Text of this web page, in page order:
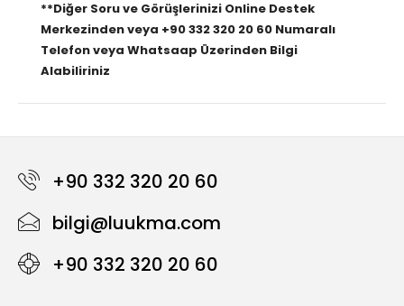
**Diğer Soru ve Görüşlerinizi Online Destek
Merkezinden veya +90 332 320 20 60 Numaralı
Telefon veya Whatsaap Üzerinden Bilgi
Alabiliriniz
+90 332 320 20 60
bilgi@luukma.com
+90 332 320 20 60